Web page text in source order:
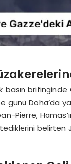
basın brifinginde
Doha’da
Pierre,
belirten